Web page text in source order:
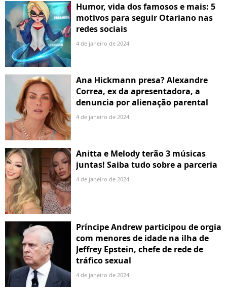
Humor, vida dos famosos e mais: 5
motivos para seguir Otariano nas
redes sociais
4 de janeiro de 2024
Ana Hickmann presa? Alexandre
Correa, ex da apresentadora, a
denuncia por alienação parental
4 de janeiro de 2024
Anitta e Melody terão 3 músicas
juntas! Saiba tudo sobre a parceria
4 de janeiro de 2024
Príncipe Andrew participou de orgia
com menores de idade na ilha de
Jeffrey Epstein, chefe de rede de
tráfico sexual
4 de janeiro de 2024